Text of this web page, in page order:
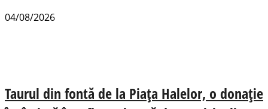
04/08/2026
Taurul din fontă de la Piața Halelor, o donație